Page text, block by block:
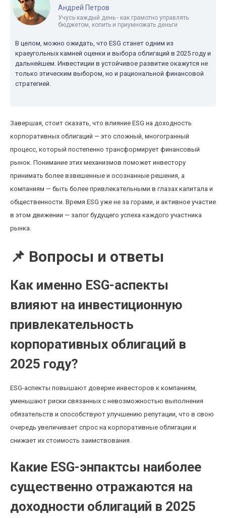
Андрей Петров
Учусь каждый день - как грамотно управлять
бюджетом, копить и приумножать деньги
В целом, можно ожидать, что ESG станет одним из
краеугольных камней оценки и выбора облигаций в 2025 году и
дальнейшем. Инвестиции в устойчивое развитие окажутся не
только этическим выбором, но и рациональной финансовой
стратегией.
Завершая, стоит сказать, что влияние ESG на доходность
корпоративных облигаций — это сложный, многогранный
процесс, который постепенно трансформирует финансовый
рынок. Понимание этих механизмов поможет инвестору
принимать более взвешенные и осознанные решения, а
компаниям — быть более привлекательными в глазах капитала и
общественности. Время ESG уже не за горами, и активное участие
в этом движении — залог будущего успеха каждого участника
рынка.
📌 Вопросы и ответы
Как именно ESG-аспекты
влияют на инвестиционную
привлекательность
корпоративных облигаций в
2025 году?
ESG-аспекты повышают доверие инвесторов к компаниям,
уменьшают риски связанных с невозможностью выполнения
обязательств и способствуют улучшению репутации, что в свою
очередь увеличивает спрос на корпоративные облигации и
снижает их стоимость заимствования.
Какие ESG-энпактсы наиболее
существенно отражаются на
доходности облигаций в 2025